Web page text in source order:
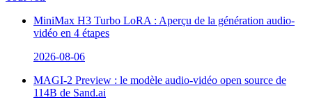
MiniMax H3 Turbo LoRA : Aperçu de la génération audio-
vidéo en 4 étapes
2026-08-06
MAGI-2 Preview : le modèle audio-vidéo open source de
114B de Sand.ai